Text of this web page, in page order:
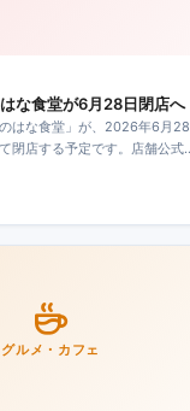
はな食堂が6月28日閉店へ
はな食堂」が、2026年6月28
閉店する予定です。店舗公式
グルメ・カフェ